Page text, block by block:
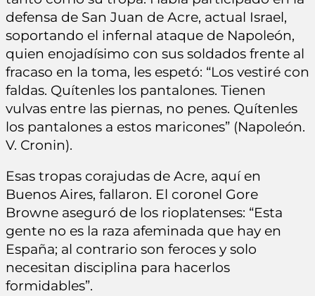
defensa de San Juan de Acre, actual Israel,
soportando el infernal ataque de Napoleón,
quien enojadísimo con sus soldados frente al
fracaso en la toma, les espetó: “Los vestiré con
faldas. Quítenles los pantalones. Tienen
vulvas entre las piernas, no penes. Quítenles
los pantalones a estos maricones” (Napoleón.
V. Cronin).
Esas tropas corajudas de Acre, aquí en
Buenos Aires, fallaron. El coronel Gore
Browne aseguró de los rioplatenses: “Esta
gente no es la raza afeminada que hay en
España; al contrario son feroces y solo
necesitan disciplina para hacerlos
formidables”.